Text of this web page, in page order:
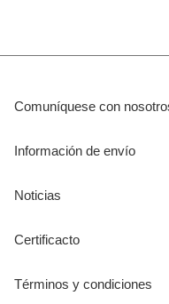
Comuníquese con
Información de envío
Noticias
Certificacto
Términos y condiciones